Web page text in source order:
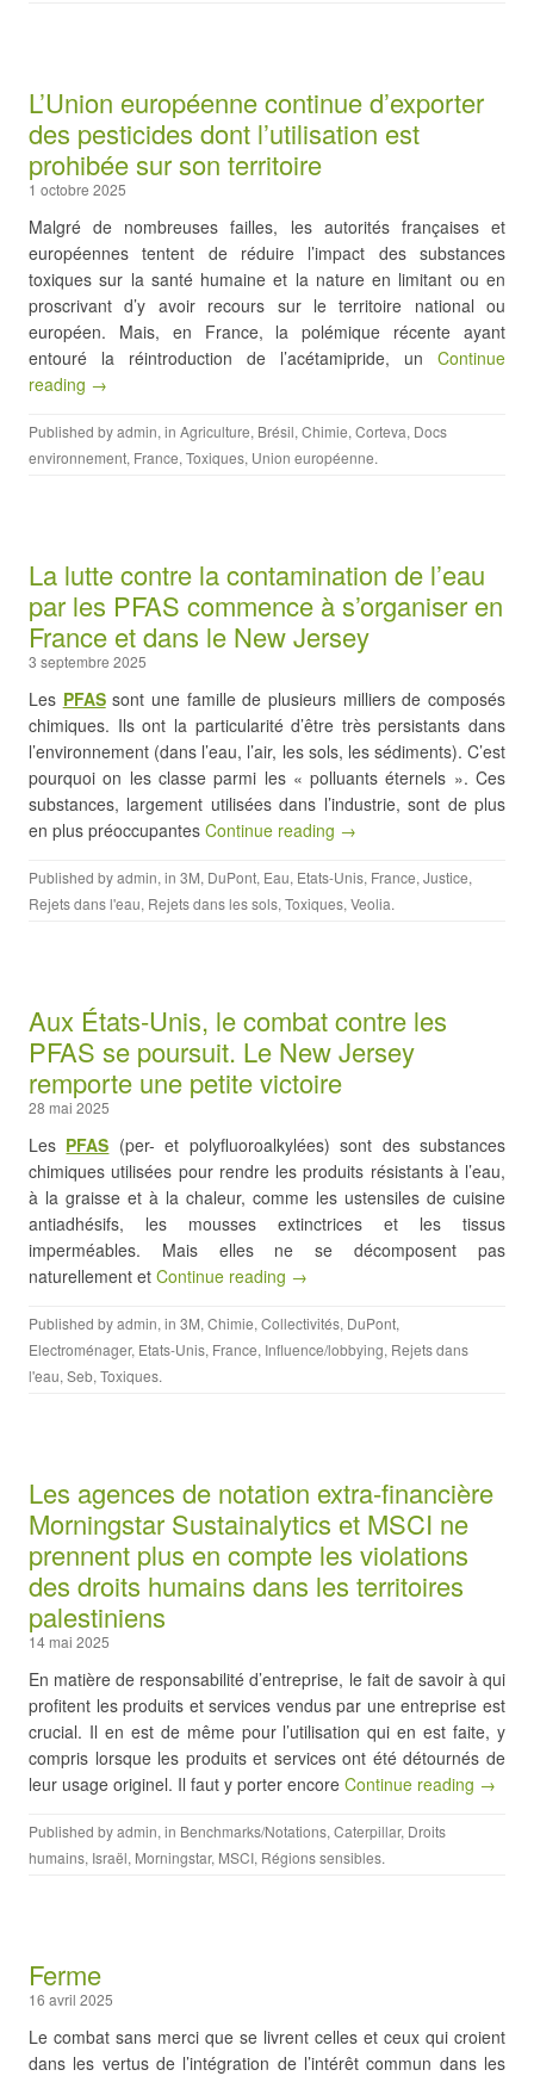
L’Union européenne continue d’exporter
des pesticides dont l’utilisation est
prohibée sur son territoire
1 octobre 2025
Malgré de nombreuses failles, les autorités françaises et
européennes tentent de réduire l’impact des substances
toxiques sur la santé humaine et la nature en limitant ou en
proscrivant d’y avoir recours sur le territoire national ou
européen. Mais, en France, la polémique récente ayant
entouré la réintroduction de l’acétamipride, un Continue
reading →
Published byadmin, in Agriculture, Brésil, Chimie, Corteva, Docs
environnement, France, Toxiques, Union européenne.
La lutte contre la contamination de l’eau
par les PFAS commence à s’organiser en
France et dans le New Jersey
3 septembre 2025
Les PFASsont une famille de plusieurs milliers de composés
chimiques. Ils ont la particularité d’être très persistants dans
l’environnement (dans l’eau, l’air, les sols, les sédiments). C’est
pourquoi on les classe parmi les « polluants éternels ». Ces
substances, largement utilisées dans l’industrie, sont de plus
en plus préoccupantes Continue reading →
Published byadmin, in 3M, DuPont, Eau, Etats-Unis, France, Justice,
Rejets dans l'eau, Rejets dans les sols, Toxiques, Veolia.
Aux États-Unis, le combat contre les
PFAS se poursuit. Le New Jersey
remporte une petite victoire
28 mai 2025
Les PFAS (per- et polyfluoroalkylées) sont des substances
chimiques utilisées pour rendre les produits résistants à l’eau,
à la graisse et à la chaleur, comme les ustensiles de cuisine
antiadhésifs, les mousses extinctrices et les tissus
imperméables. Mais elles ne se décomposent pas
naturellement et Continue reading →
Published byadmin, in 3M, Chimie, Collectivités, DuPont,
Electroménager, Etats-Unis, France, Influence/lobbying, Rejets dans
l'eau, Seb, Toxiques.
Les agences de notation extra-financière
Morningstar Sustainalytics et MSCI ne
prennent plus en compte les violations
des droits humains dans les territoires
palestiniens
14 mai 2025
En matière de responsabilité d’entreprise, le fait de savoir à qui
profitent les produits et services vendus par une entreprise est
crucial. Il en est de même pour l’utilisation qui en est faite, y
compris lorsque les produits et services ont été détournés de
leur usage originel. Il faut y porter encore Continue reading →
Published byadmin, in Benchmarks/Notations, Caterpillar, Droits
humains, Israël, Morningstar, MSCI, Régions sensibles.
Ferme
16 avril 2025
Le combat sans merci que se livrent celles et ceux qui croient
dans les vertus de l’intégration de l’intérêt commun dans les